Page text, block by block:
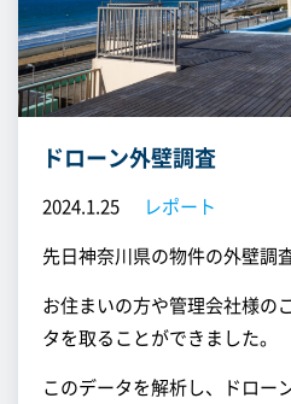
ドローン外壁調査
2024.1.25
レポート
先日神奈川県の物件の外壁調
お住まいの方や管理会社様の
タを取ることができました。
このデータを解析し、ドロー